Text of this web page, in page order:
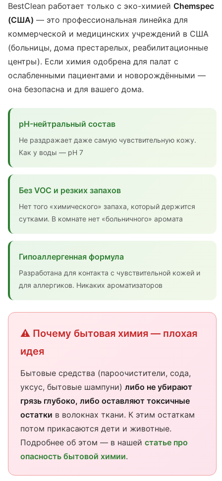
BestClean работает только с эко-химией Chemspec
(США) — это профессиональная линейка для
коммерческой и медицинских учреждений в США
(больницы, дома престарелых, реабилитационные
центры). Если химия одобрена для палат с
ослабленными пациентами и новорождёнными —
она безопасна и для вашего дома.
pH-нейтральный состав
Не раздражает даже самую чувствительную кожу.
Как у воды — pH 7
Без VOC и резких запахов
Нет того «химического» запаха, который держится
сутками. В комнате нет «больничного» аромата
Гипоаллергенная формула
Разработана для контакта с чувствительной кожей и
для аллергиков. Никаких ароматизаторов
⚠️ Почему бытовая химия — плохая
идея
Бытовые средства (пароочистители, сода,
уксус, бытовые шампуни) либо не убирают
грязь глубоко, либо оставляют токсичные
остатки в волокнах ткани. К этим остаткам
потом прикасаются дети и животные.
Подробнее об этом — в нашей статье про
опасность бытовой химии.